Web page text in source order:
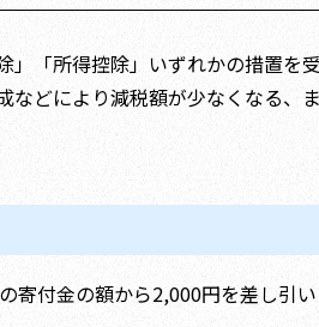
「所得控除」いずれかの措置を受
などにより減税額が少なくなる、
付金の額から2,000円を差し引